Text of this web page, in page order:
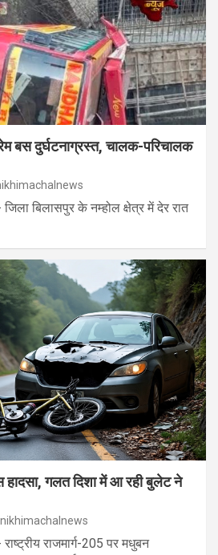
बस दुर्घटनाग्रस्त, चालक-परिचालक
बिलासपुर के नम्होल क्षेत्र में देर रात
हादसा, गलत दिशा में आ रही बुलेट ने
राजमार्ग-205 पर मधुबन